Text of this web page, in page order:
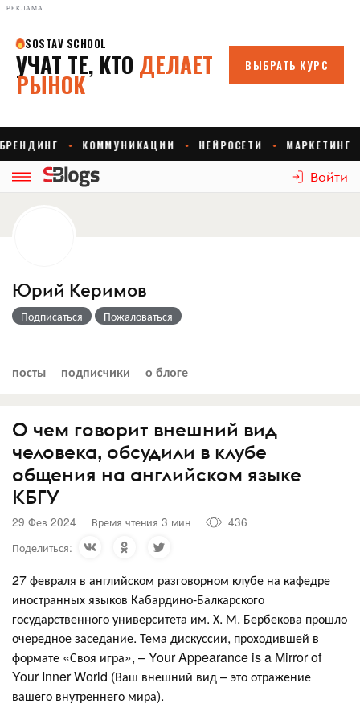
РЕКЛАМА
Войти
Юрий Керимов
Подписаться Пожаловаться
посты подписчики о блоге
О чем говорит внешний вид
человека, обсудили в клубе
общения на английском языке
КБГУ
29 Фев 2024 Время чтения 3 мин
436
Поделиться:
27 февраля в английском разговорном клубе на кафедре
иностранных языков Кабардино-Балкарского
государственного университета им. Х. М. Бербекова прошло
очередное заседание. Тема дискуссии, проходившей в
формате «Своя игра», – Your Appearance is a Mirror of
Your Inner World (Ваш внешний вид – это отражение
вашего внутреннего мира).